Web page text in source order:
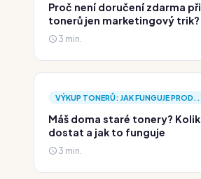
Proč není doručení zdarma
tonerů jen marketingový trik?
3 min.
VÝKUP TONERŮ: JAK FUNGUJE
Máš doma staré tonery? Kolik
dostat a jak to funguje
3 min.